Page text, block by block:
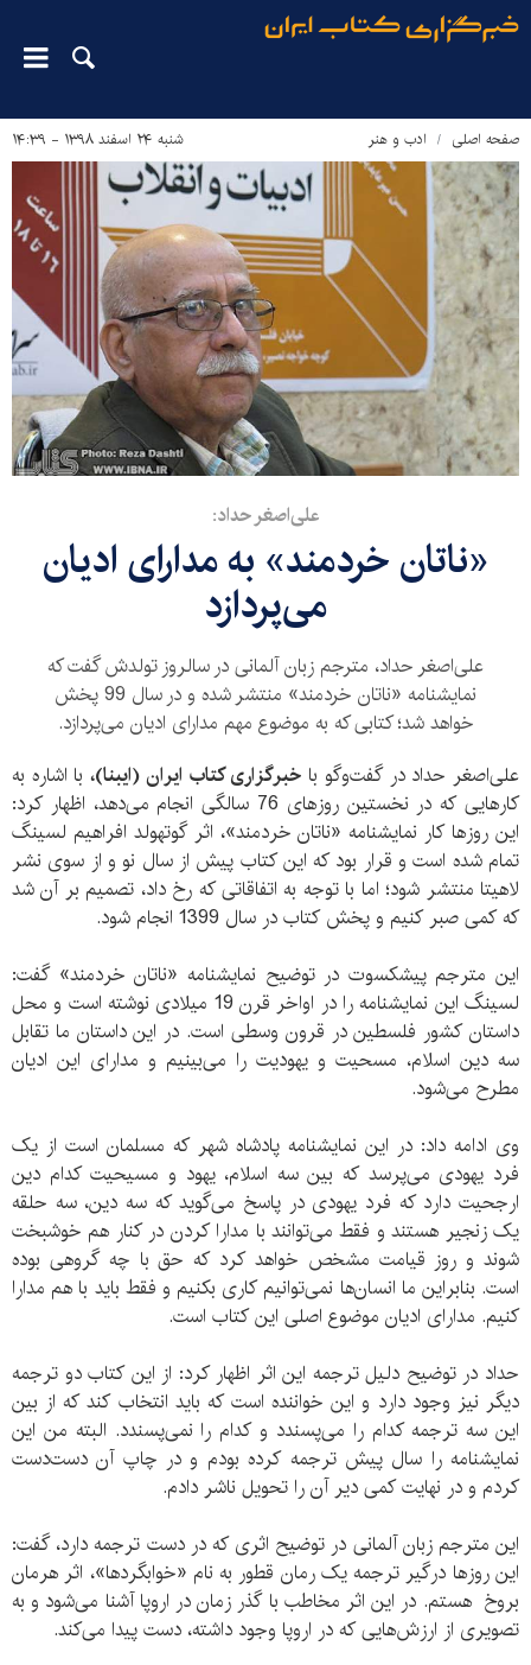
صفحه اصلی ادب و هنر شنبه ۲۴ اسفند ۱۳۹۸ - ۱۴:۳۹
علی‌اصغر حداد:
«ناتان خردمند» به مدارای ادیان
می‌پردازد
علی‌اصغر حداد، مترجم زبان آلمانی در سالروز تولدش گفت که
نمایشنامه «ناتان خردمند»‌ منتشر شده و در سال 99 پخش
خواهد شد؛ کتابی که به موضوع مهم مدارای ادیان می‌پردازد.
علی‌اصغر حداد در گفت‌وگو با خبرگزاری کتاب ایران (ایبنا)،با اشاره به
کارهایی که در نخستین روزهای 76 سالگی انجام می‌دهد، اظهار کرد:
این روزها کار نمایشنامه «ناتان خردمند»، اثر گوتهولد افراهیم لسینگ
تمام شده است و قرار بود که این کتاب پیش از سال نو و از سوی نشر
لاهیتا منتشر شود؛ اما با توجه به اتفاقاتی که رخ داد، تصمیم بر آن شد
که کمی صبر کنیم و پخش کتاب در سال 1399 انجام شود.
این مترجم پیشکسوت در توضیح نمایشنامه «ناتان خردمند» گفت:
لسینگ این نمایشنامه را در اواخر قرن 19 میلادی نوشته است و محل
داستان کشور فلسطین در قرون وسطی است. در این داستان ما تقابل
سه دین اسلام، مسحیت و یهودیت را می‌بینیم و مدارای این ادیان
مطرح می‌شود.
وی ادامه داد: در این نمایشنامه پادشاه شهر که مسلمان است از یک
فرد یهودی می‌پرسد که بین سه اسلام، یهود و مسیحیت کدام دین
ارجحیت دارد که فرد یهودی در پاسخ می‌گوید که سه دین، سه حلقه
یک زنجیر هستند و فقط می‌توانند با مدارا کردن در کنار هم خوشبخت
شوند و روز قیامت مشخص خواهد کرد که حق با چه گروهی بوده
است. بنابراین ما انسان‌ها نمی‌توانیم کاری بکنیم و فقط باید با هم مدارا
کنیم. مدارای ادیان موضوع اصلی این کتاب است.
حداد در توضیح دلیل ترجمه این اثر اظهار کرد: از این کتاب دو ترجمه
دیگر نیز وجود دارد و این خواننده است که باید انتخاب کند که از بین
این سه ترجمه کدام را می‌پسندد و کدام را نمی‌پسندد. البته من این
نمایشنامه‌ را سال‌ پیش ترجمه کرده بودم و در چاپ آن دست‌دست
کردم و در نهایت کمی دیر آن را تحویل ناشر دادم.
این مترجم زبان آلمانی در توضیح اثری که در دست ترجمه دارد، گفت:
این روزها درگیر ترجمه یک رمان قطور به نام «خوابگردها»، اثر هرمان
بروخ هستم. در این اثر مخاطب با گذر زمان در اروپا آشنا می‌شود و به
تصویری از ارزش‌هایی که در اروپا وجود داشته، دست پیدا می‌کند.